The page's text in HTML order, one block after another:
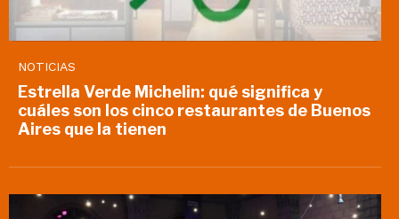
NOTICIAS
Estrella Verde Michelin: qué significa y
cuáles son los cinco restaurantes de Buenos
Aires que la tienen